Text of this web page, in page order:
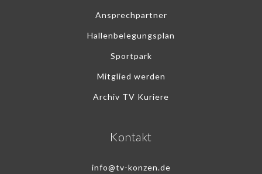
Ansprechpartner
Hallenbelegungsplan
Sportpark
Mitglied werden
Archiv TV Kuriere
Kontakt
info@tv-konzen.de